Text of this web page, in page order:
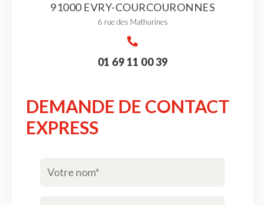
91000 EVRY-COURCOURONNES
6 rue des Mathurines
01 69 11 00 39
DEMANDE DE CONTACT
EXPRESS